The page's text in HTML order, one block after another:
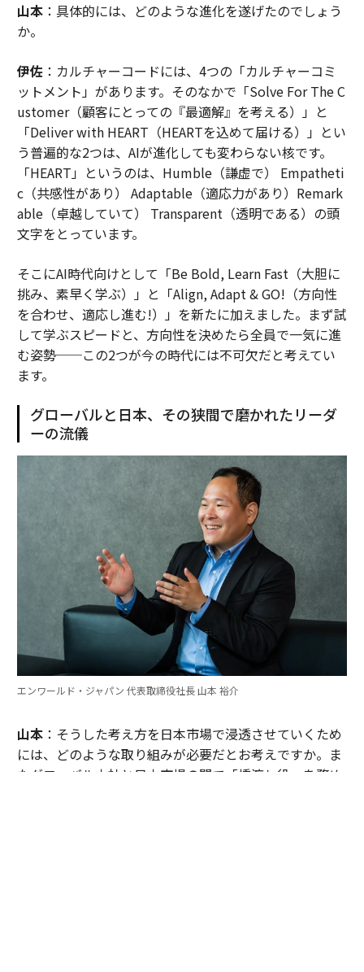
山本：具体的には、どのような進化を遂げたのでしょう
か。
伊佐：カルチャーコードには、4つの「カルチャーコミ
ットメント」があります。そのなかで「Solve For The C
ustomer（顧客にとっての『最適解』を考える）」と
「Deliver with HEART（HEARTを込めて届ける）」とい
う普遍的な2つは、AIが進化しても変わらない核です。
「HEART」というのは、Humble（謙虚で） Empatheti
c（共感性があり） Adaptable（適応力があり）Remark
able（卓越していて） Transparent（透明である）の頭
文字をとっています。
そこにAI時代向けとして「Be Bold, Learn Fast（大胆に
挑み、素早く学ぶ）」と「Align, Adapt & GO!（方向性
を合わせ、適応し進む!）」を新たに加えました。まず試
して学ぶスピードと、方向性を決めたら全員で一気に進
む姿勢──この2つが今の時代には不可欠だと考えてい
ます。
グローバルと日本、その狭間で磨かれたリーダ
ーの流儀
エンワールド・ジャパン 代表取締役社長 山本 裕介
山本：そうした考え方を日本市場で浸透させていくため
には、どのような取り組みが必要だとお考えですか。ま
たグローバル本社と日本市場の間で「橋渡し役」を務め